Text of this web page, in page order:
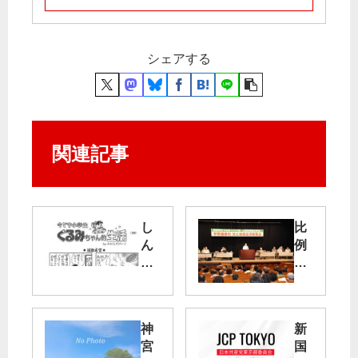
シェアする
関連記事
し
ん
ぶ
赤
連
載
比
例
１
０
０
票
・
神
宮
新
国